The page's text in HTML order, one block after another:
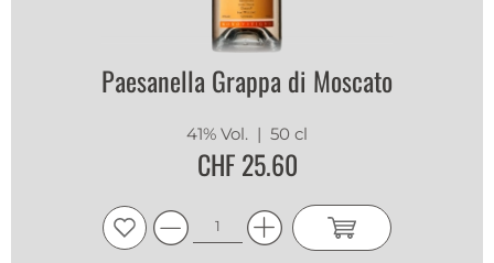
Paesanella Grappa di Moscato
41% Vol. | 50 cl
CHF 25.60